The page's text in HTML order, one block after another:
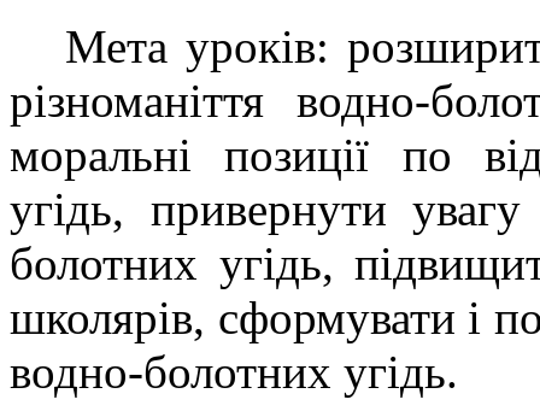
Мета уроків:
різноманіття водно-
моральні позиції по
угідь, привернути
болотних угідь,
школярів, сформувати і
водно-болотних угідь.